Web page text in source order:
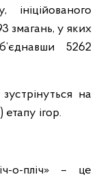
змагань, у яких
5262
на
ігор.
о-пліч» – це